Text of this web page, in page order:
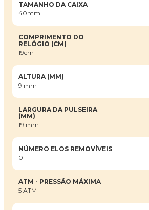
TAMANHO DA CAIXA
40mm
COMPRIMENTO DO
RELÓGIO (CM)
19cm
ALTURA (MM)
9 mm
LARGURA DA PULSEIRA
(MM)
19 mm
NÚMERO ELOS REMOVÍVEIS
0
ATM - PRESSÃO MÁXIMA
5 ATM